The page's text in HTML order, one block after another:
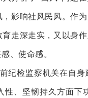
影响社风民风。作
走深走实，又以身
、使命感。
纪检监察机关在自
性、坚韧持久方面